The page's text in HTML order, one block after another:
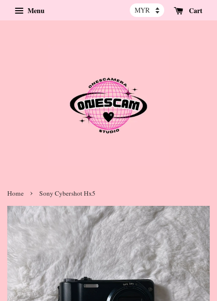
Menu Cart
Home › Sony Cybershot Hx5